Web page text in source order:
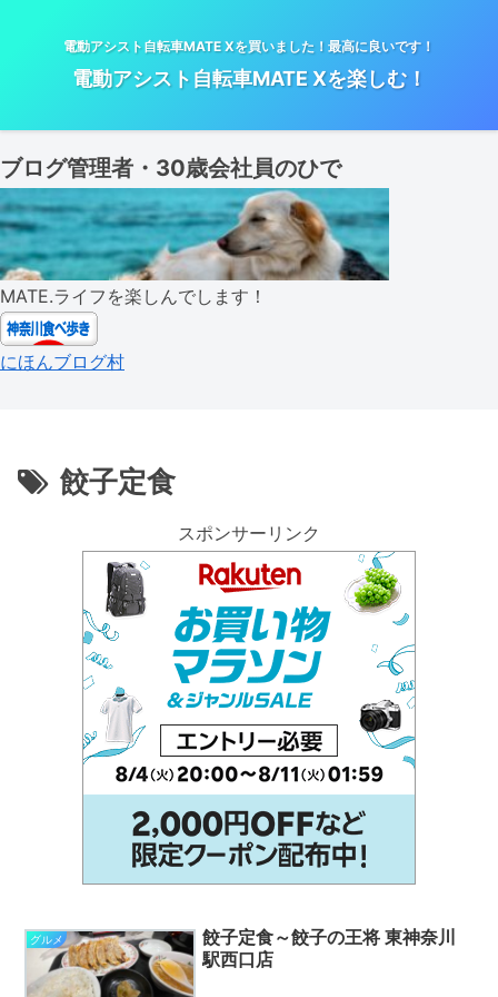
電動アシスト自転車MATE Xを買いました！最高に良いです！
電動アシスト自転車MATE Xを楽しむ！
ブログ管理者・30歳会社員のひで
MATE.ライフを楽しんでします！
にほんブログ村
餃子定食
スポンサーリンク
グルメ
餃子定食～餃子の王将 東神奈川
駅西口店